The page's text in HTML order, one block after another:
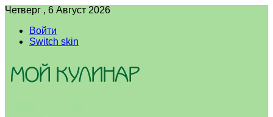
Четверг , 6 Август 2026
Войти
Switch skin